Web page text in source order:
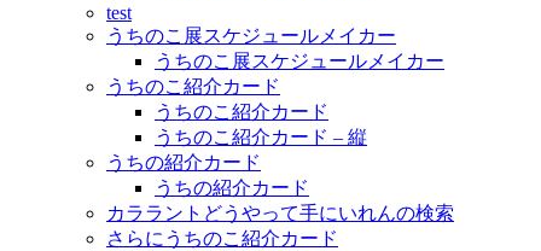
test
うちのこ展スケジュールメイカー
うちのこ展スケジュールメイカー
うちのこ紹介カード
うちのこ紹介カード
うちのこ紹介カード – 縦
うちの紹介カード
うちの紹介カード
カララントどうやって手にいれんの検索
さらにうちのこ紹介カード